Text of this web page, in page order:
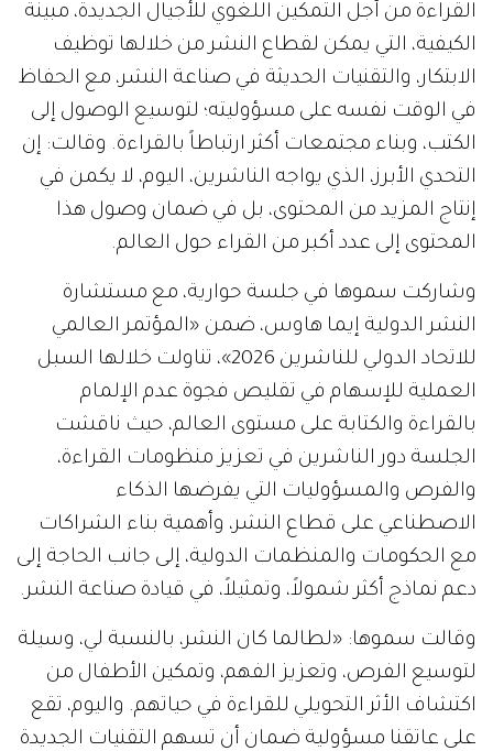
القراءة من أجل التمكين اللغوي للأجيال الجديدة، مبينة
الكيفية، التي يمكن لقطاع النشر من خلالها توظيف
الابتكار، والتقنيات الحديثة في صناعة النشر، مع الحفاظ
في الوقت نفسه على مسؤوليته؛ لتوسيع الوصول إلى
الكتب، وبناء مجتمعات أكثر ارتباطاً بالقراءة. وقالت: إن
التحدي الأبرز، الذي يواجه الناشرين، اليوم، لا يكمن في
إنتاج المزيد من المحتوى، بل في ضمان وصول هذا
المحتوى إلى عدد أكبر من القراء حول العالم.
وشاركت سموها في جلسة حوارية، مع مستشارة
النشر الدولية إيما هاوس، ضمن «المؤتمر العالمي
للاتحاد الدولي للناشرين 2026»، تناولت خلالها السبل
العملية للإسهام في تقليص فجوة عدم الإلمام
بالقراءة والكتابة على مستوى العالم، حيث ناقشت
الجلسة دور الناشرين في تعزيز منظومات القراءة،
والفرص والمسؤوليات التي يفرضها الذكاء
الاصطناعي على قطاع النشر، وأهمية بناء الشراكات
مع الحكومات والمنظمات الدولية، إلى جانب الحاجة إلى
دعم نماذج أكثر شمولاً، وتمثيلاً، في قيادة صناعة النشر.
وقالت سموها: «لطالما كان النشر، بالنسبة لي، وسيلة
لتوسيع الفرص، وتعزيز الفهم، وتمكين الأطفال من
اكتشاف الأثر التحويلي للقراءة في حياتهم. واليوم، تقع
على عاتقنا مسؤولية ضمان أن تسهم التقنيات الجديدة